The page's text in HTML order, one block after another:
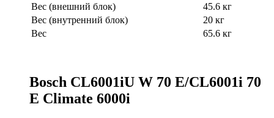
Вес (внешний блок)
45.6 кг
Вес (внутренний блок)
20 кг
Вес
65.6 кг
Bosch CL6001iU W 70 E/CL6001i 70
E Climate 6000i